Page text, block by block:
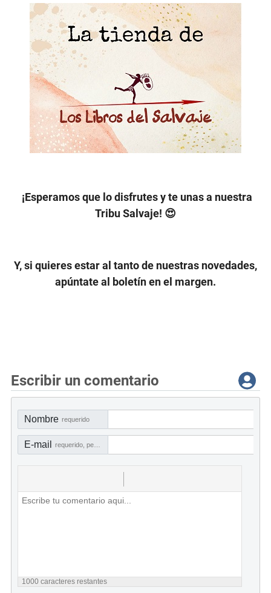
¡Esperamos que lo disfrutes y te unas a nuestra
Tribu Salvaje! 😍
Y, si quieres estar al tanto de nuestras novedades,
apúntate al boletín en el margen.
Escribir un comentario
Nombre requerido
E-mail
1000 caracteres restantes